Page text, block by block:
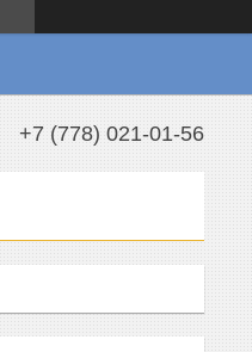
+7 (778) 021-01-56